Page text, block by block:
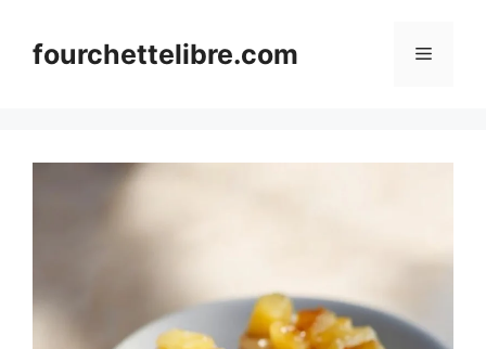
contentfourchettelibre.com Menu